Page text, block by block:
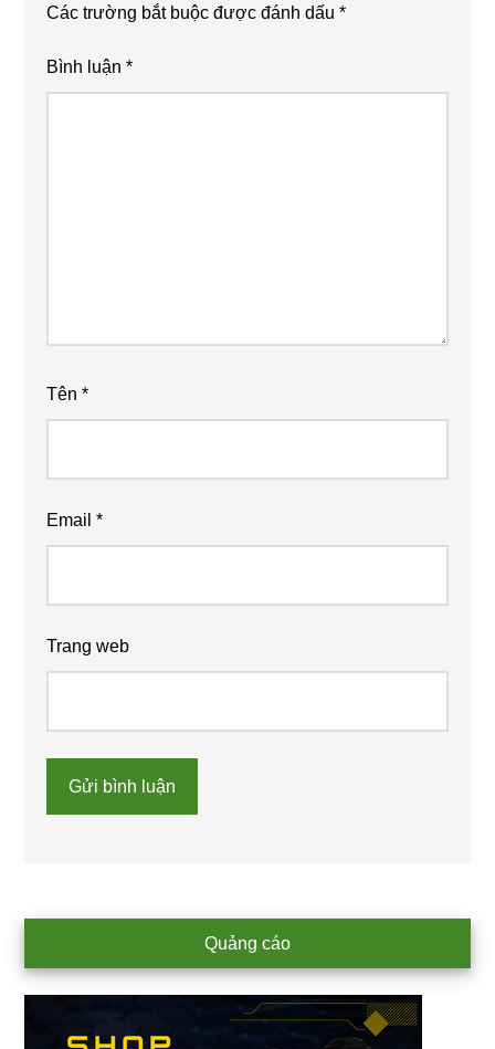
Các trường bắt buộc được đánh dấu*
Bình luận*
Tên*
Email*
Trang web
Sidebar
Quảng cáo